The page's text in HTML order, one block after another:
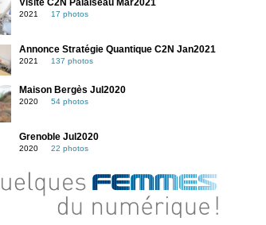
Visite C2N Palaiseau Mar2021
2021 17 photos
Annonce Stratégie Quantique C2N Jan2021
2021 137 photos
Maison Bergès Jul2020
2020 54 photos
Grenoble Jul2020
2020 22 photos